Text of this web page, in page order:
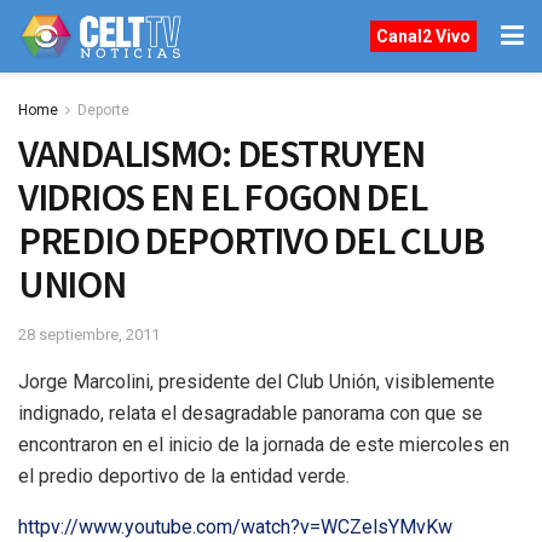
Canal2 Vivo
Home Deporte
VANDALISMO: DESTRUYEN
VIDRIOS EN EL FOGON DEL
PREDIO DEPORTIVO DEL CLUB
UNION
28 septiembre, 2011
Jorge Marcolini, presidente del Club Unión, visiblemente
indignado, relata el desagradable panorama con que se
encontraron en el inicio de la jornada de este miercoles en
el predio deportivo de la entidad verde.
httpv://www.youtube.com/watch?v=WCZelsYMvKw